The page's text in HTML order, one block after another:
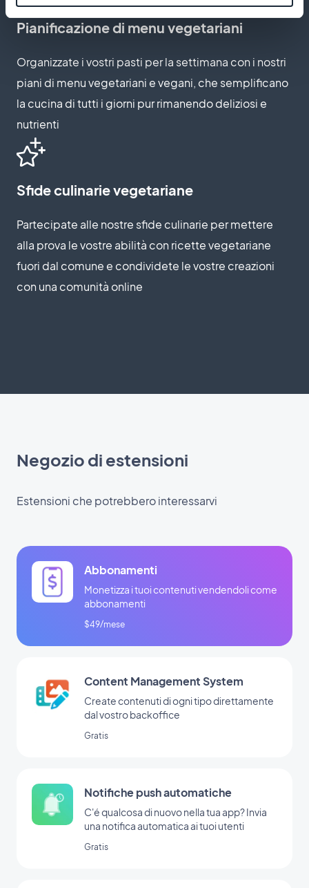
Pianificazione di menu vegetariani
Organizzate i vostri pasti per la settimana con i nostri
piani di menu vegetariani e vegani, che semplificano
la cucina di tutti i giorni pur rimanendo deliziosi e
nutrienti
Sfide culinarie vegetariane
Partecipate alle nostre sfide culinarie per mettere
alla prova le vostre abilità con ricette vegetariane
fuori dal comune e condividete le vostre creazioni
con una comunità online
Negozio di estensioni
Estensioni che potrebbero interessarvi
Abbonamenti
Monetizza i tuoi contenuti vendendoli come
abbonamenti
$49/mese
Content Management System
Create contenuti di ogni tipo direttamente
dal vostro backoffice
Gratis
Notifiche push automatiche
C'é qualcosa di nuovo nella tua app? Invia
una notifica automatica ai tuoi utenti
Gratis